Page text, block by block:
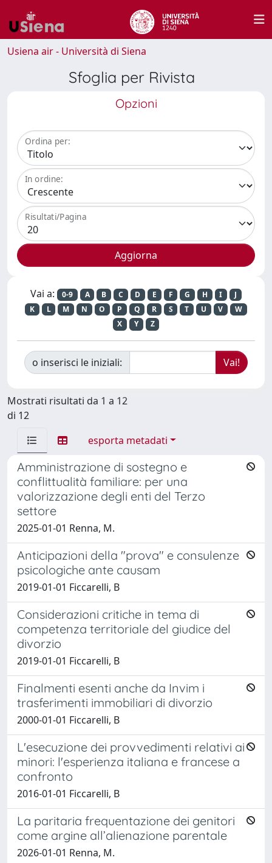
Usiena air - Università di Siena
Sfoglia per Rivista
Opzioni
Ordina per:
In ordine:
Risultati/Pagina
Vai a: 0-9 A B C D E F G H I
J
K
L M N O P Q R S T U V
W
X
Y Z
o inserisci le iniziali:
Mostrati risultati da 1 a 12
di 12
esporta metadati
Amministrazione di sostegno e
conflittualità familiare: per una
valorizzazione degli enti del Terzo
settore
2025-01-01 Renna, M.
Anticipazioni della "prova" e consulenze
psicologiche ante causam
2019-01-01 Ficcarelli, B
Considerazioni critiche in tema di
competenza territoriale del giudice del
divorzio
2019-01-01 Ficcarelli, B
Finalmenti esenti anche da Invim i
trasferimenti immobiliari di divorzio
2000-01-01 Ficcarelli, B
L'esecuzione dei provvedimenti relativi ai
minori: l'esperienza italiana e francese a
confronto
2016-01-01 Ficcarelli, B
La paritaria frequentazione dei genitori
come argine all’alienazione parentale
2026-01-01 Renna, M.